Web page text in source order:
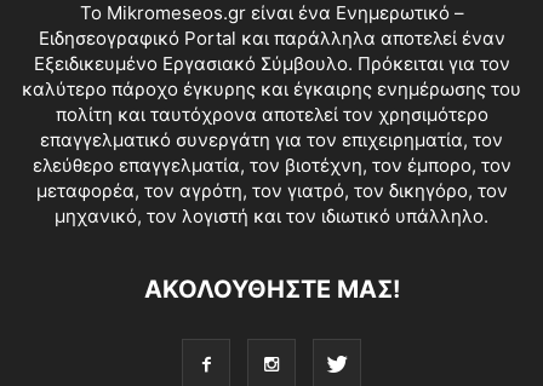
Το Mikromeseos.gr είναι ένα Ενημερωτικό –
Ειδησεογραφικό Portal και παράλληλα αποτελεί έναν
Εξειδικευμένο Εργασιακό Σύμβουλο. Πρόκειται για τον
καλύτερο πάροχο έγκυρης και έγκαιρης ενημέρωσης του
πολίτη και ταυτόχρονα αποτελεί τον χρησιμότερο
επαγγελματικό συνεργάτη για τον επιχειρηματία, τον
ελεύθερο επαγγελματία, τον βιοτέχνη, τον έμπορο, τον
μεταφορέα, τον αγρότη, τον γιατρό, τον δικηγόρο, τον
μηχανικό, τον λογιστή και τον ιδιωτικό υπάλληλο.
ΑΚΟΛΟΥΘΗΣΤΕ ΜΑΣ!